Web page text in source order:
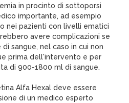
in procinto di sottoporsi
importante, ad esempio
nei pazienti con livelli ematici
avere complicazioni se
sangue, nel caso in cui non
prima dell'intervento e per
di 900-1800 ml di sangue.
Alfa Hexal deve essere
di un medico esperto